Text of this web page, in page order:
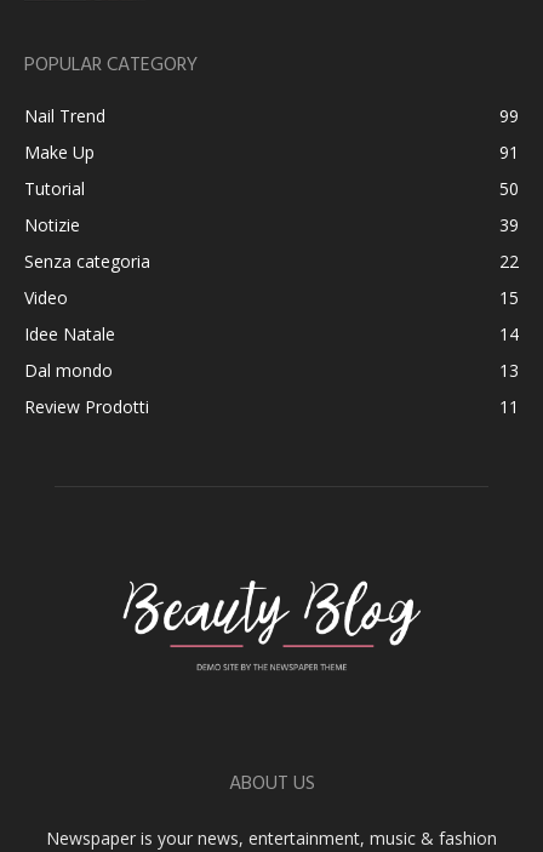
POPULAR CATEGORY
Nail Trend
99
Make Up
91
Tutorial
50
Notizie
39
Senza categoria
22
Video
15
Idee Natale
14
Dal mondo
13
Review Prodotti
11
ABOUT US
Newspaper is your news, entertainment, music & fashion